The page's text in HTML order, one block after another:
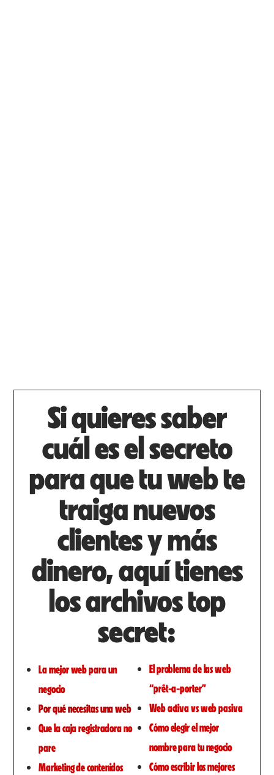
Si quieres saber
cuál es el secreto
para que tu web te
traiga nuevos
clientes y más
dinero, aquí tienes
los archivos top
secret:
La mejor web para un
negocio
Por qué necesitas una web
Que la caja registradora no
pare
Marketing de contenidos
El problema de las web
“prêt-a-porter”
Web activa vs web pasiva
Cómo elegir el mejor
nombre para tu negocio
Cómo escribir los mejores